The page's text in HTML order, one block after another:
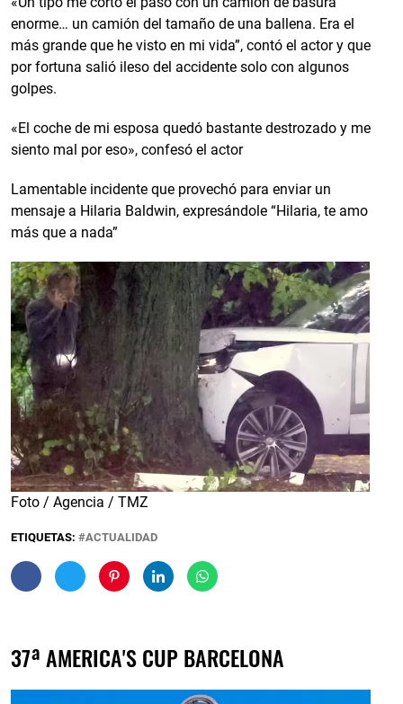
enorme… un camión del tamaño de una ballena. Era el
más grande que he visto en mi vida”, contó el actor y que
por fortuna salió ileso del accidente solo con algunos
golpes.
«El coche de mi esposa quedó bastante destrozado y me
siento mal por eso», confesó el actor
Lamentable incidente que provechó para enviar un
mensaje a Hilaria Baldwin, expresándole “Hilaria, te amo
más que a nada”
Foto / Agencia / TMZ
ETIQUETAS: ACTUALIDAD
37ª AMERICA'S CUP BARCELONA